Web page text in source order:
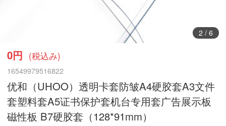
2/ 6
0円 (税込み)
16549979516822
优和（UHOO）透明卡套防皱A4硬胶套A3文件
套塑料套A5证书保护套机台专用套广告展示板
磁性板 B7硬胶套（128*91mm）